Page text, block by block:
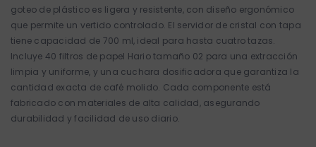
goteo de plástico es ligera y resistente, con diseño ergonómico
que permite un vertido controlado. El servidor de cristal con tapa
tiene capacidad de 700 ml, ideal para hasta cuatro tazas.
Incluye 40 filtros de papel Hario tamaño 02 para una extracción
limpia y uniforme, y una cuchara dosificadora que garantiza la
cantidad exacta de café molido. Cada componente está
fabricado con materiales de alta calidad, asegurando
durabilidad y facilidad de uso diario.